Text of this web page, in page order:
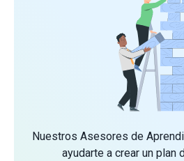
Nuestros Asesores de
ayudarte a crear un plan